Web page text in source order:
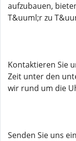
aufzubauen,
T&uuml;r zu
Kontaktieren Sie
Zeit unter den
wir rund um die
Senden Sie uns